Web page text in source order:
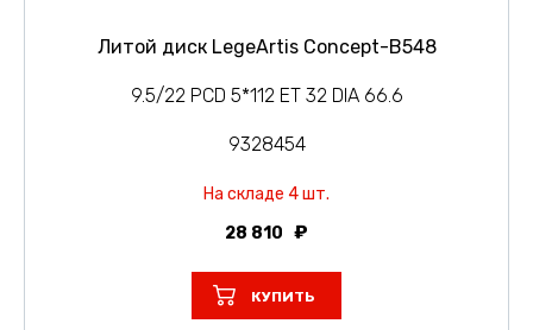
Литой диск LegeArtis Concept-B548
9.5/22 PCD 5*112 ET 32 DIA 66.6
9328454
На складе 4 шт.
28 810
КУПИТЬ